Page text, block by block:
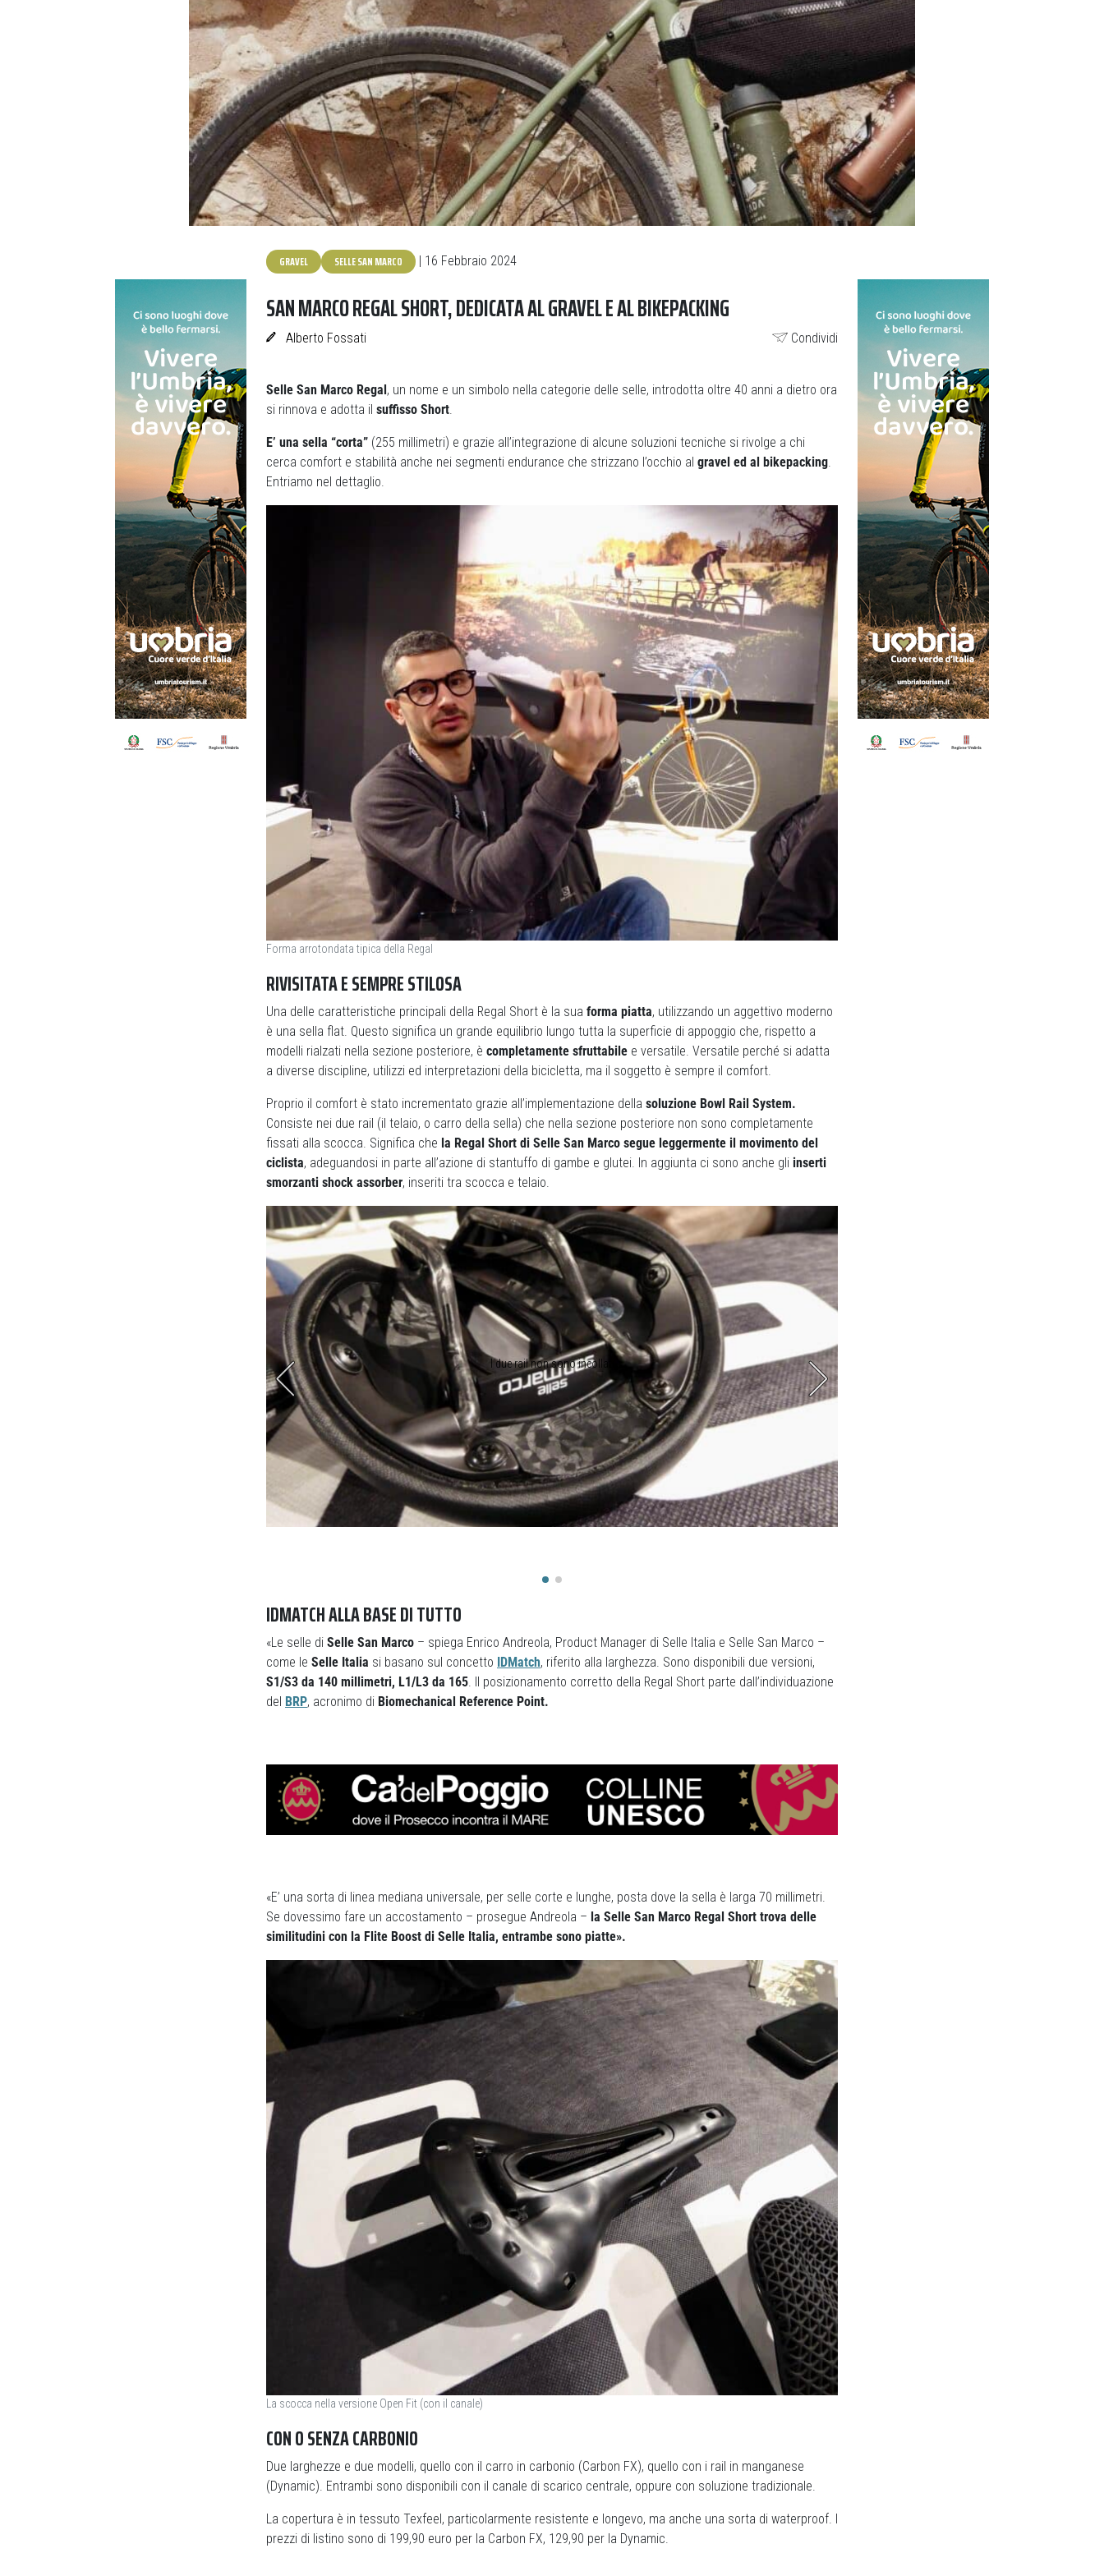
GRAVEL SELLE SAN MARCO | 16 Febbraio 2024
SAN MARCO REGAL SHORT, DEDICATA AL GRAVEL E AL BIKEPACKING
Alberto Fossati Condividi
Selle San Marco Regal, un nome e un simbolo nella categorie delle selle, introdotta oltre 40 anni a dietro ora
si rinnova e adotta il suffisso Short
E’ una sella “corta” (255 millimetri) e grazie all’integrazione di alcune soluzioni tecniche si rivolge a chi
cerca comfort e stabilità anche nei segmenti endurance che strizzano l’occhio al gravel ed al bikepacking
Entriamo nel dettaglio.
Forma arrotondata tipica della Regal
RIVISITATA E SEMPRE STILOSA
Una delle caratteristiche principali della Regal Short è la sua forma piatta, utilizzando un aggettivo moderno
è una sella flat. Questo significa un grande equilibrio lungo tutta la superficie di appoggio che, rispetto a
modelli rialzati nella sezione posteriore, è completamente sfruttabile e versatile. Versatile perché si adatta
a diverse discipline, utilizzi ed interpretazioni della bicicletta, ma il soggetto è sempre il comfort.
Proprio il comfort è stato incrementato grazie all’implementazione della soluzione Bowl Rail System.
Consiste nei due rail (il telaio, o carro della sella) che nella sezione posteriore non sono completamente
fissati alla scocca. Significa che la Regal Short di Selle San Marco segue leggermente il movimento del
ciclista, adeguandosi in parte all’azione di stantuffo di gambe e glutei. In aggiunta ci sono anche gli inserti
smorzanti shock assorber, inseriti tra scocca e telaio.
I due rail non sono incollati
IDMATCH ALLA BASE DI TUTTO
«Le selle di Selle San Marco – spiega Enrico Andreola, Product Manager di Selle Italia e Selle San Marco –
come le Selle Italia si basano sul concetto IDMatch, riferito alla larghezza. Sono disponibili due versioni,
S1/S3 da 140 millimetri, L1/L3 da 165. Il posizionamento corretto della Regal Short parte dall’individuazione
del BRP, acronimo di Biomechanical Reference Point.
«E’ una sorta di linea mediana universale, per selle corte e lunghe, posta dove la sella è larga 70 millimetri.
Se dovessimo fare un accostamento – prosegue Andreola – la Selle San Marco Regal Short trova delle
similitudini con la Flite Boost di Selle Italia, entrambe sono piatte».
La scocca nella versione Open Fit (con il canale)
CON O SENZA CARBONIO
Due larghezze e due modelli, quello con il carro in carbonio (Carbon FX), quello con i rail in manganese
(Dynamic). Entrambi sono disponibili con il canale di scarico centrale, oppure con soluzione tradizionale.
La copertura è in tessuto Texfeel, particolarmente resistente e longevo, ma anche una sorta di waterproof. I
prezzi di listino sono di 199,90 euro per la Carbon FX, 129,90 per la Dynamic.